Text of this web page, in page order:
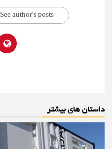
See author's posts
داستان های بیشتر